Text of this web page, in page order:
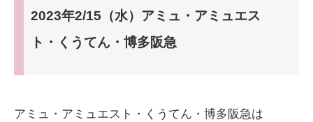
2023年2/15（水）アミュ・アミュエス
ト・くうてん・博多阪急
アミュ・アミュエスト・くうてん・博多阪急は